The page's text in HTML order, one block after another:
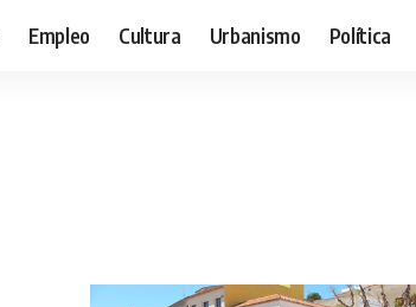
Empleo Cultura Urbanismo Política